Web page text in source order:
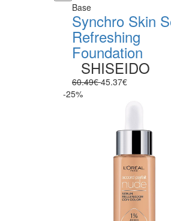
Base
Synchro Skin
Refreshing
Foundation
SHISEIDO
60.49€45.37€
-25%